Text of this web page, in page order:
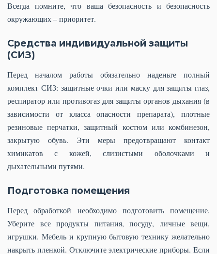
Всегда помните, что ваша безопасность и безопасность
окружающих – приоритет.
Средства индивидуальной защиты
(СИЗ)
Перед началом работы обязательно наденьте полный
комплект СИЗ: защитные очки или маску для защиты глаз,
респиратор или противогаз для защиты органов дыхания (в
зависимости от класса опасности препарата), плотные
резиновые перчатки, защитный костюм или комбинезон,
закрытую обувь. Эти меры предотвращают контакт
химикатов с кожей, слизистыми оболочками и
дыхательными путями.
Подготовка помещения
Перед обработкой необходимо подготовить помещение.
Уберите все продукты питания, посуду, личные вещи,
игрушки. Мебель и крупную бытовую технику желательно
накрыть пленкой. Отключите электрические приборы. Если